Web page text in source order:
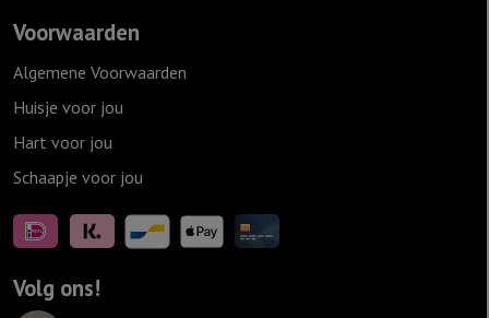
Voorwaarden
Algemene Voorwaarden
Huisje voor jou
Hart voor jou
Schaapje voor jou
Volg ons!